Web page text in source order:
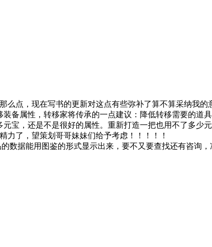
么点，现在写书的更新对这点有些弥补了算不算采纳我的
性，转移家将传承的一点建议：降低转移需要的道具
宝，还是不是很好的属性。重新打造一把也用不了多少
力了，望策划哥哥妹妹们给予考虑！！！！！
能用图鉴的形式显示出来，要不又要查找还有咨询，